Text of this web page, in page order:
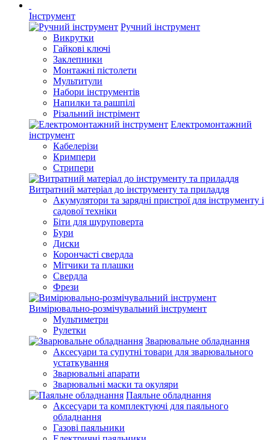
Інструмент
Ручний інструмент
Викрутки
Гайкові ключі
Заклепники
Монтажні пістолети
Мультитули
Набори інструментів
Напилки та рашпілі
Різальний інстрімент
Електромонтажний
інструмент
Кабелерізи
Кримпери
Стрипери
Витратний матеріал до інструменту та приладдя
Акумулятори та зарядні пристрої для інструменту і
садової техніки
Біти для шуруповерта
Бури
Диски
Корончасті свердла
Мітчики та плашки
Свердла
Фрези
Вимірювально-розмічувальний інструмент
Мультиметри
Рулетки
Зварювальне обладнання
Аксесуари та супутні товари для зварювального
устаткування
Зварювальні апарати
Зварювальні маски та окуляри
Паяльне обладнання
Аксесуари та комплектуючі для паяльного
обладнання
Газові паяльники